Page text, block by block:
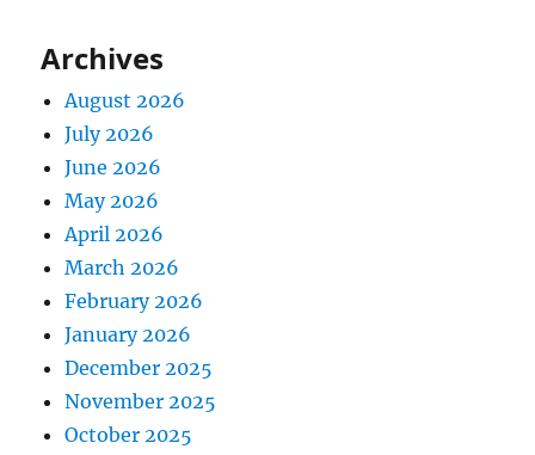
Archives
August 2026
July 2026
June 2026
May 2026
April 2026
March 2026
February 2026
January 2026
December 2025
November 2025
October 2025